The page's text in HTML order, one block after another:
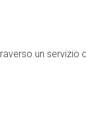
un servizio